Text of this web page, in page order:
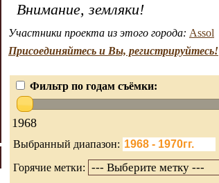
Внимание, земляки!
Участники проекта из этого города: Assol
Присоединяйтесь и Вы, регистрируйтесь!
Фильтр по годам съёмки:
1968
Выбранный диапазон:
Горячие метки: